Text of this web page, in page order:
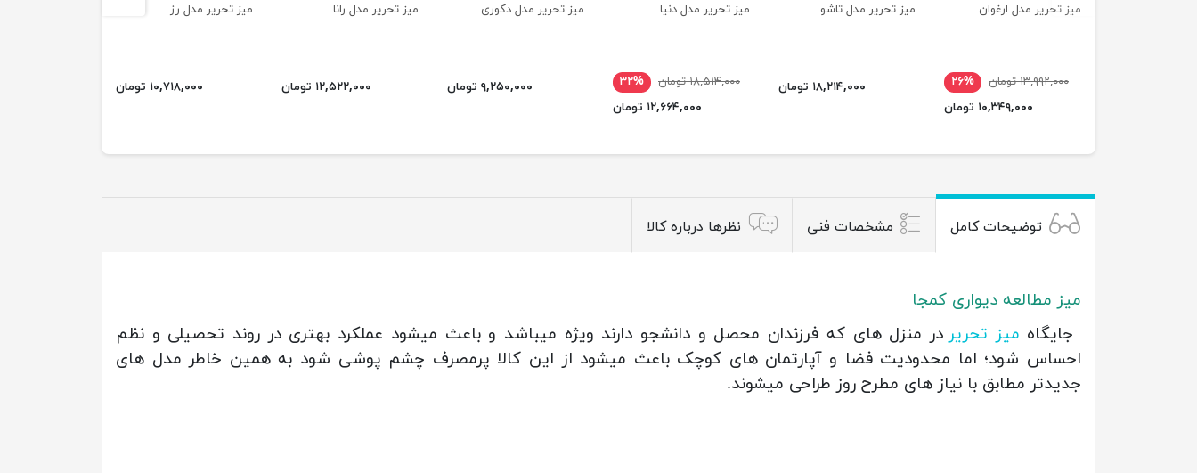
میز تحریر مدل ارغوان
۱۳,۹۹۲,۰۰۰ تومان
۲۶%
۱۰,۳۴۹,۰۰۰ تومان
میز تحریر مدل تاشو
۱۸,۲۱۴,۰۰۰ تومان
میز تحریر مدل دنیا
۱۸,۵۱۴,۰۰۰ تومان
۳۲%
۱۲,۶۶۴,۰۰۰ تومان
میز تحریر مدل دکوری
۹,۲۵۰,۰۰۰ تومان
میز تحریر مدل رانا
۱۲,۵۲۲,۰۰۰ تومان
میز تحریر مدل رز
۱۰,۷۱۸,۰۰۰ تومان
توضیحات کامل مشخصات فنی نظرها درباره کالا
میز مطالعه دیواری کمجا
جایگاه میز تحریر در منزل های که فرزندان محصل و دانشجو دارند ویژه میباشد و باعث میشود عملکرد بهتری در روند تحصیلی و نظم
احساس شود؛ اما محدودیت فضا و آپارتمان های کوچک باعث میشود از این کالا پرمصرف چشم پوشی شود به همین خاطر مدل های
جدیدتر مطابق با نیاز های مطرح روز طراحی میشوند.